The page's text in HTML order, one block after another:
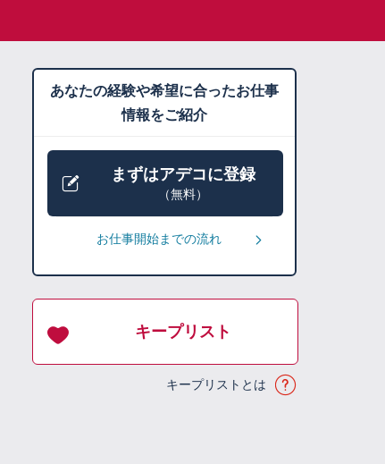
あなたの経験や希望に合ったお仕事
情報をご紹介
まずはアデコに登録
（無料）
お仕事開始までの流れ
キープリスト
キープリストとは